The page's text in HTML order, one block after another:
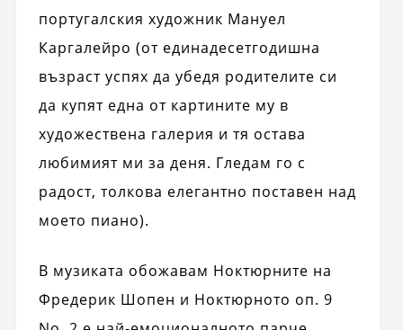
португалския художник Мануел
Каргалейро (от единадесетгодишна
възраст успях да убедя родителите си
да купят една от картините му в
художествена галерия и тя остава
любимият ми за деня. Гледам го с
радост, толкова елегантно поставен над
моето пиано).
В музиката обожавам Ноктюрните на
Фредерик Шопен и Ноктюрното оп. 9